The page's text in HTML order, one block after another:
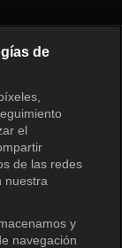
de
el
de las redes
nuestra
y
navegación